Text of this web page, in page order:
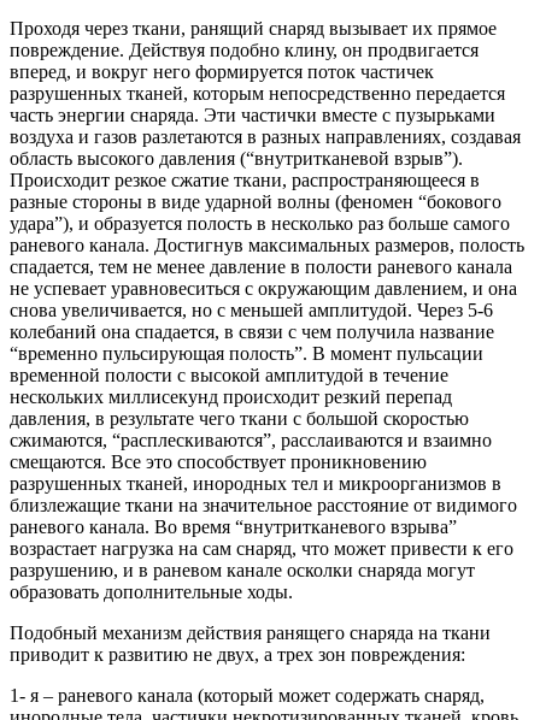
Проходя через ткани, ранящий снаряд вызывает их прямое
повреждение. Действуя подобно клину, он продвигается
вперед, и вокруг него формируется поток частичек
разрушенных тканей, которым непосредственно передается
часть энергии снаряда. Эти частички вместе с пузырьками
воздуха и газов разлетаются в разных направлениях, создавая
область высокого давления (“внутритканевой взрыв”).
Происходит резкое сжатие ткани, распространяющееся в
разные стороны в виде ударной волны (феномен “бокового
удара”), и образуется полость в несколько раз больше самого
раневого канала. Достигнув максимальных размеров, полость
спадается, тем не менее давление в полости раневого канала
не успевает уравновеситься с окружающим давлением, и она
снова увеличивается, но с меньшей амплитудой. Через 5-6
колебаний она спадается, в связи с чем получила название
“временно пульсирующая полость”. В момент пульсации
временной полости с высокой амплитудой в течение
нескольких миллисекунд происходит резкий перепад
давления, в результате чего ткани с большой скоростью
сжимаются, “расплескиваются”, расслаиваются и взаимно
смещаются. Все это способствует проникновению
разрушенных тканей, инородных тел и микроорганизмов в
близлежащие ткани на значительное расстояние от видимого
раневого канала. Во время “внутритканевого взрыва”
возрастает нагрузка на сам снаряд, что может привести к его
разрушению, и в раневом канале осколки снаряда могут
образовать дополнительные ходы.
Подобный механизм действия ранящего снаряда на ткани
приводит к развитию не двух, а трех зон повреждения:
1- я – раневого канала (который может содержать снаряд,